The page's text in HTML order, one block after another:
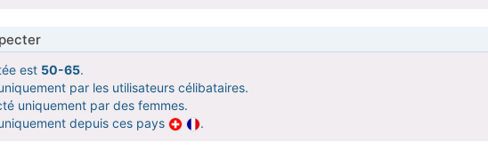
est 50-65.
par les utilisateurs célibataires.
uniquement par des femmes.
depuis ces pays
.